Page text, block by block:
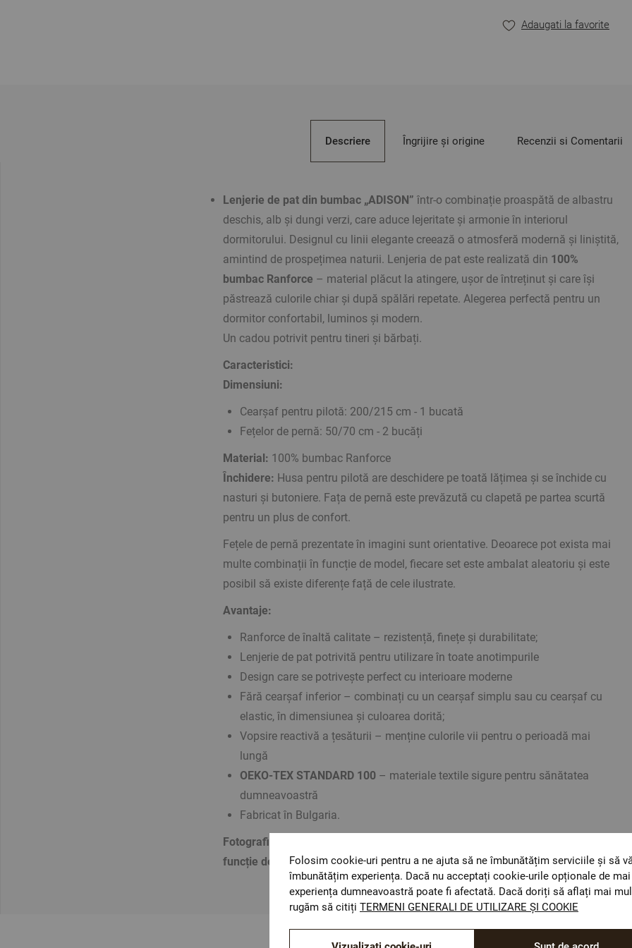
dumneavoastră
Adaugati la favorite
Descriere
Lenjerie de pat din bumbac „ADISON” într-o combinație proaspătă de albastru
deschis, alb și dungi verzi, care aduce lejeritate și armonie în interiorul
dormitorului. Designul cu linii elegante creează o atmosferă modernă și liniștită,
amintind de prospețimea naturii. Lenjeria de pat este realizată din 100%
bumbac Ranforce – material plăcut la atingere, ușor de întreținut și care își
păstrează culorile chiar și după spălări repetate. Alegerea perfectă pentru un
dormitor confortabil, luminos și modern.
Un cadou potrivit pentru tineri și bărbați.
Caracteristici:
Dimensiuni:
Cearșaf pentru pilotă: 200/215 cm - 1 bucată
Fețelor de pernă: 50/70 cm - 2 bucăți
Material: 100% bumbac Ranforce
Închidere: Husa pentru pilotă are deschidere pe toată lățimea și se închide cu
nasturi și butoniere. Fața de pernă este prevăzută cu clapetă pe partea scurtă
pentru un plus de confort.
Fețele de pernă prezentate în imagini sunt orientative. Deoarece pot exista mai
multe combinații în funcție de model, fiecare set este ambalat aleatoriu și este
posibil să existe diferențe față de cele ilustrate.
Avantaje:
Ranforce de înaltă calitate – rezistență, finețe și durabilitate;
Lenjerie de pat potrivită pentru utilizare în toate anotimpurile
Design care se potrivește perfect cu interioare moderne
Fără cearșaf inferior – combinați cu un cearșaf simplu sau cu cearșaf cu
elastic, în dimensiunea și culoarea dorită;
Vopsire reactivă a țesăturii – menține culorile vii pentru o perioadă mai
lungă
OEKO-TEX STANDARD 100 – materiale textile sigure pentru sănătatea
dumneavoastră
Fabricat în Bulgaria.
Fotografiile sunt cu titlu ilustrativ și pot exista diferențe în nuanțe și culori în
funcție de setările dispozitivului utilizat.
Îngrijire și origine Recenzii si Comentarii
Folosim cookie-uri pentru a ne ajuta să ne îmbunătățim serviciile și să
îmbunătățim experiența. Dacă nu acceptați cookie-urile opționale de
experiența dumneavoastră poate fi afectată. Dacă doriți să aflați mai
rugăm să citiți TERMENI GENERALI DE UTILIZARE ȘI COOKIE